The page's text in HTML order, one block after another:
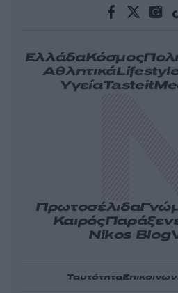
ΕλλάδαΚόσμος
Αθλητικά
ΥγείαTasteit
Πρωτοσέλιδα
Καιρός
Nikos Blog
Ταυτότητα